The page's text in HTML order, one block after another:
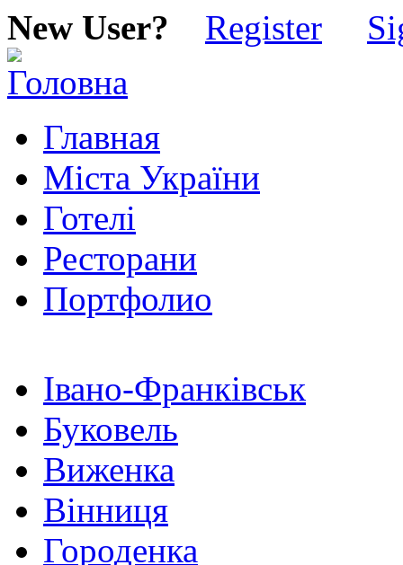
New User? Register
Главная
Міста України
Готелі
Ресторани
Портфолио
Івано-Франківськ
Буковель
Виженка
Вінниця
Городенка